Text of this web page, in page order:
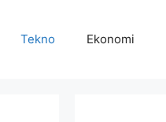
Tekno Ekonomi